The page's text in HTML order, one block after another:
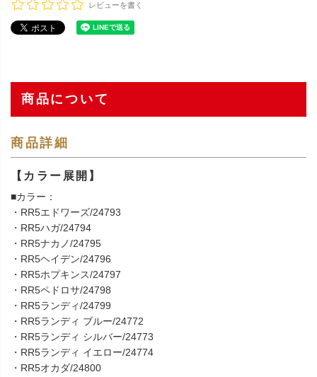
レビューを書く
商品について
商品詳細
【カラー展開】
■カラー：
・RR5エドワーズ/24793
・RR5ハガ/24794
・RR5ナカノ/24795
・RR5ヘイデン/24796
・RR5ホプキンス/24797
・RR5ペドロサ/24798
・RR5ランディ/24799
・RR5ランディ ブルー/24772
・RR5ランディ シルバー/24773
・RR5ランディ イエロー/24774
・RR5オカダ/24800